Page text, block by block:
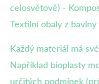
celosvětově) -
Textilní obaly z
Každý materiál má
Například bioplasty
určitých podmínek